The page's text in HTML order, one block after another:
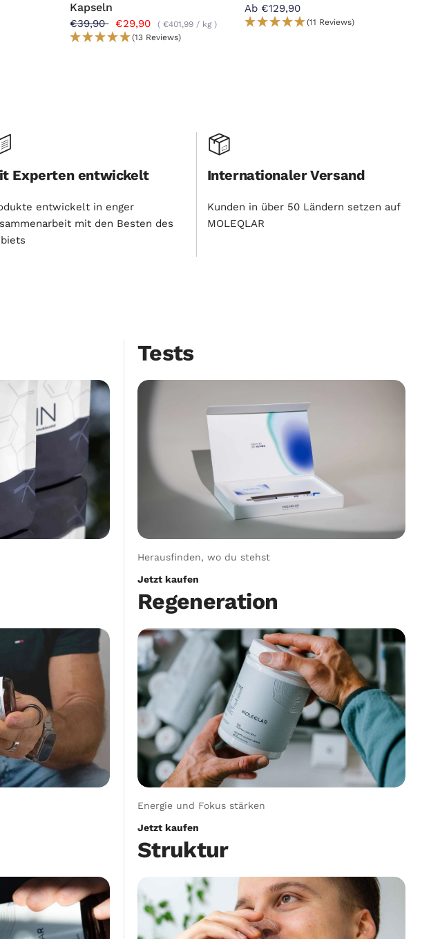
Kapseln
€39,90 €29,90 €401,99 / kg
(13 Reviews)
Ab €129,90
(11 Reviews)
Experten entwickelt
entwickelt in enger
mit den Besten des
Internationaler Versand
Kunden in über 50 Ländern setzen auf
MOLEQLAR
Tests
Herausfinden, wo du stehst
Jetzt kaufen
Regeneration
Energie und Fokus stärken
Jetzt kaufen
Struktur